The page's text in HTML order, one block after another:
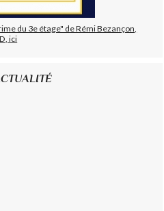
du 3e étage" de Rémi Bezançon,
ici